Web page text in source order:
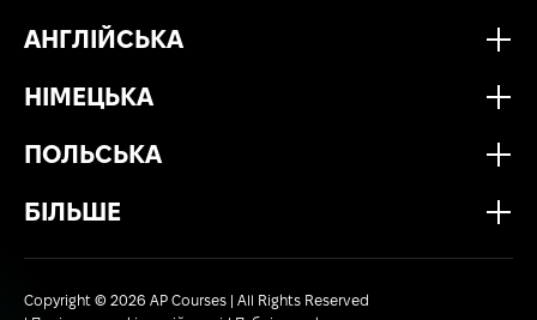
АНГЛІЙСЬКА
НІМЕЦЬКА
ПОЛЬСЬКА
БІЛЬШЕ
Copyright © 2026 AP Courses | All Rights Reserved